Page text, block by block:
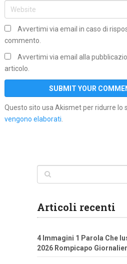
Avvertimi via email in caso di
commento.
Avvertimi via email alla
articolo.
Questo sito usa Akismet per ridurre lo
vengono elaborati.
Articoli recenti
4 Immagini 1 Parola Che
2026 Rompicapo